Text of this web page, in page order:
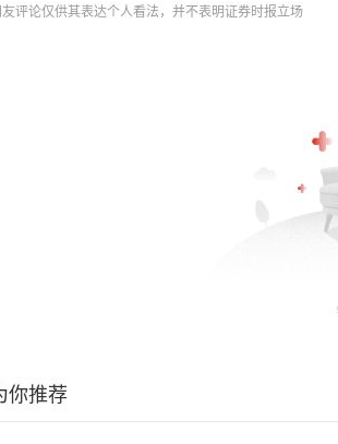
友评论仅供其表达个人看法，并不表明证券时报立场
你推荐